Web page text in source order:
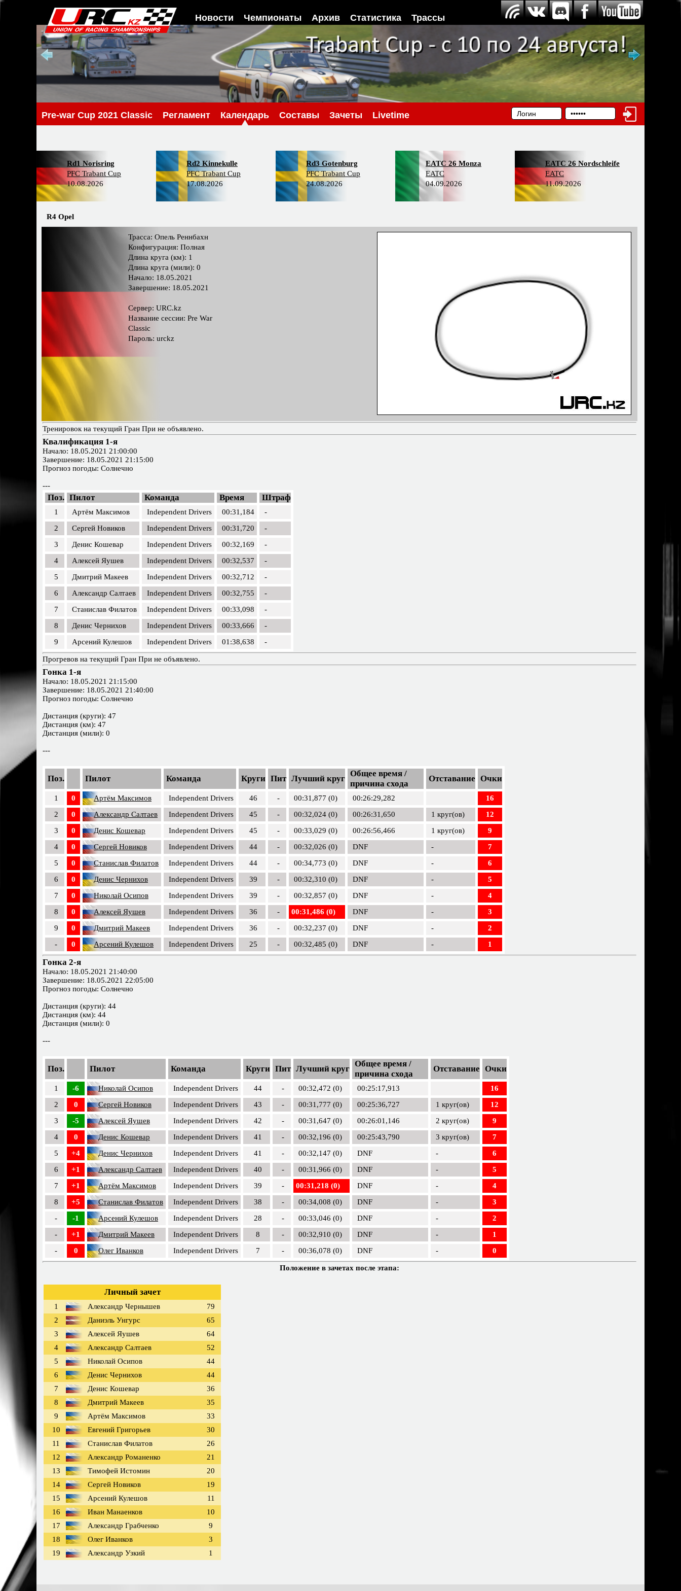
Новости Чемпионаты Архив Статистика Трассы
Pre-war Cup 2021 Classic Регламент Календарь Составы Зачеты Livetime
Rd1 Norisring
PFC Trabant Cup
10.08.2026
Rd2 Kinnekulle
PFC Trabant Cup
17.08.2026
Rd3 Gotenburg
PFC Trabant Cup
24.08.2026
EATC 26 Monza
EATC
04.09.2026
EATC 26 Nordschleife
EATC
11.09.2026
R4 Opel
Трасса: Опель Реннбахн
Конфигурация: Полная
Длина круга (км): 1
Длина круга (мили): 0
Начало: 18.05.2021
Завершение: 18.05.2021
Сервер: URC.kz
Название сессии: Pre War
Classic
Пароль: urckz
Тренировок на текущий Гран При не объявлено.
Квалификация 1-я
Начало: 18.05.2021 21:00:00
Завершение: 18.05.2021 21:15:00
Прогноз погоды: Солнечно
---
Поз. Пилот Команда Время Штраф
1 Артём Максимов Independent Drivers 00:31,184
-
2
Сергей Новиков Independent Drivers 00:31,720
-
3
Денис Кошевар Independent Drivers 00:32,169
-
4
Алексей Яушев Independent Drivers 00:32,537
-
5
Дмитрий Макеев Independent Drivers 00:32,712
-
6
Александр Салтаев Independent Drivers 00:32,755
-
7
Станислав Филатов Independent Drivers 00:33,098
-
8
Денис Чернихов Independent Drivers 00:33,666
-
9
Арсений Кулешов Independent Drivers 01:38,638 -
Прогревов на текущий Гран При не объявлено.
Гонка 1-я
Начало: 18.05.2021 21:15:00
Завершение: 18.05.2021 21:40:00
Прогноз погоды: Солнечно
Дистанция (круги): 47
Дистанция (км): 47
Дистанция (мили): 0
---
Поз. Пилот Команда Круги Пит Лучший круг
Общее время /
причина схода
Отставание Очки
1 0 Артём Максимов Independent Drivers 46 - 00:31,877 (0) 00:26:29,282
16
2
0 Александр Салтаев Independent Drivers 45 - 00:32,024 (0) 00:26:31,650 1 круг(ов)
12
3
0 Денис Кошевар Independent Drivers 45 - 00:33,029 (0) 00:26:56,466 1 круг(ов)
9
4
0 Сергей Новиков Independent Drivers 44 - 00:32,026 (0) DNF -
7
5
0 Станислав Филатов Independent Drivers 44 - 00:34,773 (0) DNF -
6
6
0 Денис Чернихов Independent Drivers 39 - 00:32,310 (0) DNF -
5
7
0 Николай Осипов Independent Drivers 39 - 00:32,857 (0) DNF -
4
8
0 Алексей Яушев Independent Drivers 36 - 00:31,486 (0) DNF -
3
9
0 Дмитрий Макеев Independent Drivers 36 - 00:32,237 (0) DNF -
2
-
0 Арсений Кулешов Independent Drivers 25 - 00:32,485 (0) DNF - 1
Гонка 2-я
Начало: 18.05.2021 21:40:00
Завершение: 18.05.2021 22:05:00
Прогноз погоды: Солнечно
Дистанция (круги): 44
Дистанция (км): 44
Дистанция (мили): 0
---
Поз. Пилот Команда Круги Пит Лучший круг
Общее время /
причина схода
Отставание Очки
1 -6 Николай Осипов Independent Drivers 44 - 00:32,472 (0) 00:25:17,913
16
2
0 Сергей Новиков Independent Drivers 43 - 00:31,777 (0) 00:25:36,727 1 круг(ов)
12
3
-5 Алексей Яушев Independent Drivers 42 - 00:31,647 (0) 00:26:01,146 2 круг(ов)
9
4
0 Денис Кошевар Independent Drivers 41 - 00:32,196 (0) 00:25:43,790 3 круг(ов)
7
5
+4 Денис Чернихов Independent Drivers 41 - 00:32,147 (0) DNF -
6
6
+1 Александр Салтаев Independent Drivers 40 - 00:31,966 (0) DNF -
5
7
+1 Артём Максимов Independent Drivers 39 - 00:31,218 (0) DNF -
4
8
+5 Станислав Филатов Independent Drivers 38 - 00:34,008 (0) DNF -
3
-
-1 Арсений Кулешов Independent Drivers 28 - 00:33,046 (0) DNF -
2
-
+1 Дмитрий Макеев Independent Drivers 8 - 00:32,910 (0) DNF -
1
-
0 Олег Иванков Independent Drivers 7 - 00:36,078 (0) DNF - 0
Положение в зачетах после этапа:
Личный зачет
1 Александр Чернышев
79
2
Даниэль Унгурс
65
3
Алексей Яушев
64
4
Александр Салтаев
52
5
Николай Осипов
44
6
Денис Чернихов
44
7
Денис Кошевар
36
8
Дмитрий Макеев
35
9
Артём Максимов
33
10
Евгений Григорьев
30
11
Станислав Филатов
26
12
Александр Романенко
21
13
Тимофей Истомин
20
14
Сергей Новиков
19
15
Арсений Кулешов
11
16
Иван Манаенков
10
17
Александр Грабченко
9
18
Олег Иванков
3
19
Александр Узкий 1